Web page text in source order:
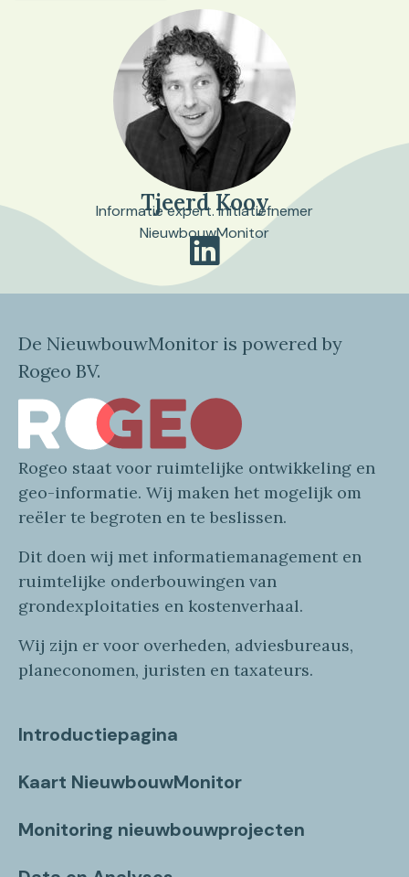
Tjeerd Kooy
Informatie expert. Initiatiefnemer
NieuwbouwMonitor
De NieuwbouwMonitor is powered by
Rogeo BV.
Rogeo staat voor ruimtelijke ontwikkeling en
geo-informatie. Wij maken het mogelijk om
reëler te begroten en te beslissen.
Dit doen wij met informatiemanagement en
ruimtelijke onderbouwingen van
grondexploitaties en kostenverhaal.
Wij zijn er voor overheden, adviesbureaus,
planeconomen, juristen en taxateurs.
Introductiepagina
Kaart NieuwbouwMonitor
Monitoring nieuwbouwprojecten